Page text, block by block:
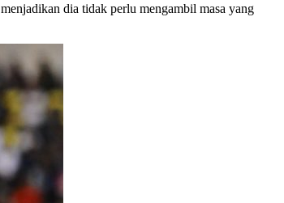
dia tidak perlu mengambil masa yang